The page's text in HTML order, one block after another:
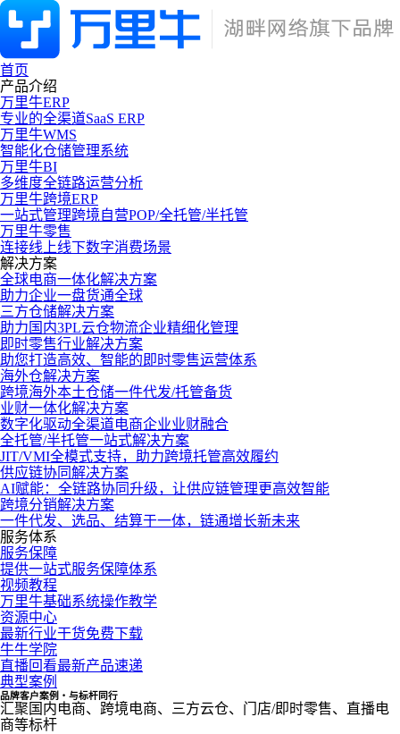
首页
产品介绍
万里牛ERP
专业的全渠道SaaS ERP
万里牛WMS
智能化仓储管理系统
万里牛BI
多维度全链路运营分析
万里牛跨境ERP
一站式管理跨境自营POP/全托管/半托管
万里牛零售
连接线上线下数字消费场景
解决方案
全球电商一体化解决方案
助力企业一盘货通全球
三方仓储解决方案
助力国内3PL云仓物流企业精细化管理
即时零售行业解决方案
助您打造高效、智能的即时零售运营体系
海外仓解决方案
跨境海外本土仓储一件代发/托管备货
业财一体化解决方案
数字化驱动全渠道电商企业业财融合
全托管/半托管一站式解决方案
JIT/VMI全模式支持，助力跨境托管高效履约
供应链协同解决方案
AI赋能：全链路协同升级，让供应链管理更高效智能
跨境分销解决方案
一件代发、选品、结算于一体，链通增长新未来
服务体系
服务保障
提供一站式服务保障体系
视频教程
万里牛基础系统操作教学
资源中心
最新行业干货免费下载
牛牛学院
直播回看最新产品速递
典型案例
品牌客户案例・与标杆同行
汇聚国内电商、跨境电商、三方云仓、门店/即时零售、直播电
商等标杆